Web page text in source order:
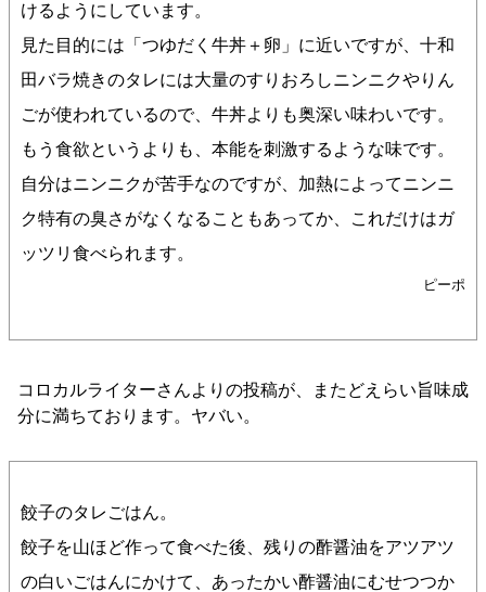
けるようにしています。
見た目的には「つゆだく牛丼＋卵」に近いですが、十和
田バラ焼きのタレには大量のすりおろしニンニクやりん
ごが使われているので、牛丼よりも奥深い味わいです。
もう食欲というよりも、本能を刺激するような味です。
自分はニンニクが苦手なのですが、加熱によってニンニ
ク特有の臭さがなくなることもあってか、これだけはガ
ッツリ食べられます。
ピーポ
コロカルライターさんよりの投稿が、またどえらい旨味成
分に満ちております。ヤバい。
餃子のタレごはん。
餃子を山ほど作って食べた後、残りの酢醤油をアツアツ
の白いごはんにかけて、あったかい酢醤油にむせつつか